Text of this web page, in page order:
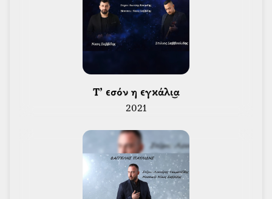
Τ’ εσόν η εγκάλι͜α
2021